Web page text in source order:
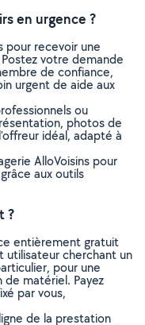
en urgence ?
pour recevoir une
votre demande
de confiance,
urgent de aide aux
ou
photos de
idéal, adapté à
AlloVoisins pour
aux outils
?
entièrement gratuit
utilisateur cherchant un
pour une
matériel. Payez
par vous,
de la prestation